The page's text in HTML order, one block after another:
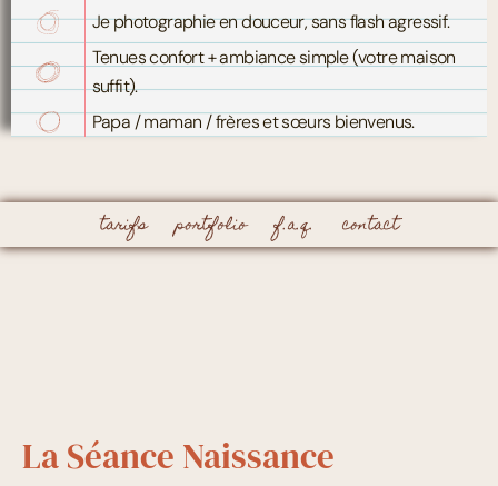
Je photographie en douceur, sans flash agressif.
Tenues confort + ambiance simple (votre maison
suffit).
Papa / maman / frères et sœurs bienvenus.
tarifs portfolio f.a.q. contact
La Séance Naissance